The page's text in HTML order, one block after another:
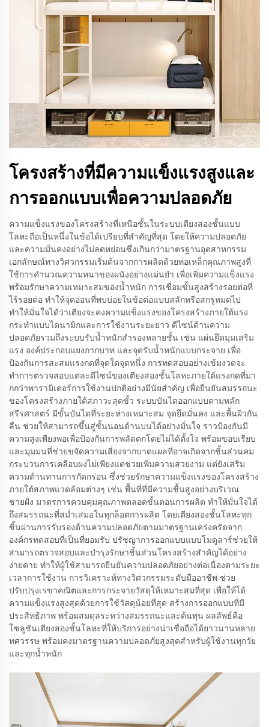
โครงสร้างที่มีความแข็งแรงสูงและ
การออกแบบเพื่อความปลอดภัย
ความแข็งแรงของโครงสร้างที่เหนือชั้นในระบบเตียงสองชั้นแบบ
โลหะถือเป็นหนึ่งในข้อได้เปรียบที่สำคัญที่สุด โดยให้ความปลอดภัย
และความมั่นคงอย่างไม่ลดหย่อนซึ่งเกินกว่ามาตรฐานอุตสาหกรรม
เอกลักษณ์ทางวิศวกรรมเริ่มต้นจากการผลิตด้วยท่อเหล็กคุณภาพสูงที่
ใช้การคำนวณความหนาของผนังอย่างแม่นยำ เพื่อเพิ่มความแข็งแรง
พร้อมรักษาความเหมาะสมของน้ำหนัก การเชื่อมขั้นสูงสร้างรอยต่อที่
ไร้รอยต่อ ทำให้จุดอ่อนที่พบบ่อยในข้อต่อแบบสลักหรือสกรูหมดไป
ทำให้มั่นใจได้ว่าเตียงจะคงความแข็งแรงของโครงสร้างภายใต้แรง
กระทำแบบไดนามิกและการใช้งานระยะยาว ดีไซน์ด้านความ
ปลอดภัยรวมถึงระบบรับน้ำหนักสำรองหลายชั้น เช่น แผ่นยึดมุมเสริม
แรง องค์ประกอบแยงกากบาท และจุดรับน้ำหนักแบบกระจาย เพื่อ
ป้องกันการสะสมแรงกดที่จุดใดจุดหนึ่ง การทดสอบอย่างเข้มงวดจะ
ทำการตรวจสอบแต่ละดีไซน์ของเตียงสองชั้นโลหะภายใต้แรงกดที่มา
กกว่าพารามิเตอร์การใช้งานปกติอย่างมีนัยสำคัญ เพื่อยืนยันสมรรถนะ
ของโครงสร้างภายใต้สภาวะสุดขั้ว ระบบบันไดออกแบบตามหลัก
สรีรศาสตร์ มีขั้นบันไดที่ระยะห่างเหมาะสม จุดยึดมั่นคง และพื้นผิวกัน
ลื่น ช่วยให้สามารถขึ้นสู่ชั้นนอนด้านบนได้อย่างมั่นใจ ราวป้องกันมี
ความสูงเพียงพอเพื่อป้องกันการพลัดตกโดยไม่ได้ตั้งใจ พร้อมขอบเรียบ
และมุมมนที่ช่วยขจัดความเสี่ยงจากบาดแผลที่อาจเกิดจากชิ้นส่วนคม
กระบวนการเคลือบผงไม่เพียงแต่ช่วยเพิ่มความสวยงาม แต่ยังเสริม
ความต้านทานการกัดกร่อน ซึ่งช่วยรักษาความแข็งแรงของโครงสร้าง
ภายใต้สภาพแวดล้อมต่างๆ เช่น พื้นที่ที่มีความชื้นสูงอย่างบริเวณ
ชายฝั่ง มาตรการควบคุมคุณภาพตลอดขั้นตอนการผลิต ทำให้มั่นใจได้
ถึงสมรรถนะที่สม่ำเสมอในทุกล็อตการผลิต โดยเตียงสองชั้นโลหะทุก
ชิ้นผ่านการรับรองด้านความปลอดภัยตามมาตรฐานเคร่งครัดจาก
องค์กรทดสอบที่เป็นที่ยอมรับ ปรัชญาการออกแบบแบบโมดูลาร์ช่วยให้
สามารถตรวจสอบและบำรุงรักษาชิ้นส่วนโครงสร้างสำคัญได้อย่าง
ง่ายดาย ทำให้ผู้ใช้สามารถยืนยันความปลอดภัยอย่างต่อเนื่องตามระยะ
เวลาการใช้งาน การวิเคราะห์ทางวิศวกรรมระดับมืออาชีพ ช่วย
ปรับปรุงเรขาคณิตและการกระจายวัสดุให้เหมาะสมที่สุด เพื่อให้ได้
ความแข็งแรงสูงสุดด้วยการใช้วัสดุน้อยที่สุด สร้างการออกแบบที่มี
ประสิทธิภาพ พร้อมสมดุลระหว่างสมรรถนะและต้นทุน ผลลัพธ์คือ
โซลูชันเตียงสองชั้นโลหะที่ให้บริการอย่างน่าเชื่อถือได้ยาวนานหลาย
ทศวรรษ พร้อมคงมาตรฐานความปลอดภัยสูงสุดสำหรับผู้ใช้งานทุกวัย
และทุกน้ำหนัก